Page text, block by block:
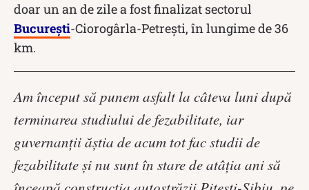
doar un an de zile a fost finalizat sectorul
Bucureşti-Ciorogârla-Petreşti, în lungime de 36
km.
Am început să punem asfalt la câteva luni după
terminarea studiului de fezabilitate, iar
guvernanţii ăştia de acum tot fac studii de
fezabilitate şi nu sunt în stare de atâţia ani să